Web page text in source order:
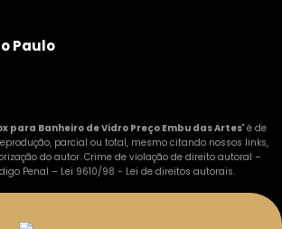
Paulo
para Banheiro de Vidro Preço Embu das Artes" é de
parcial ou total, mesmo citando nossos links,
do autor. Crime de violação de direito autoral –
Penal – Lei 9610/98 - Lei de direitos autorais.